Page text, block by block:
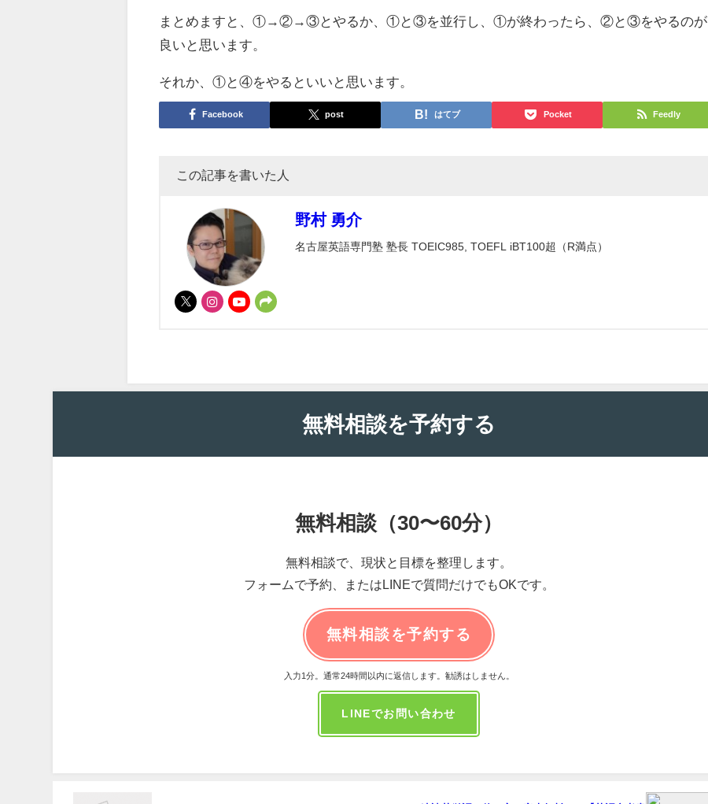
まとめますと、①→②→③とやるか、①と③を並行し、①が終わったら、②と③をやるのが
良いと思います。
それか、①と④をやるといいと思います。
Facebook post はてブ Pocket Feedly
この記事を書いた人
野村 勇介
名古屋英語専門塾 塾長 TOEIC985, TOEFL iBT100超（R満点）
無料相談を予約する
無料相談（30〜60分）
無料相談で、現状と目標を整理します。
フォームで予約、またはLINEで質問だけでもOKです。
無料相談を予約する
入力1分。通常24時間以内に返信します。勧誘はしません。
LINEでお問い合わせ